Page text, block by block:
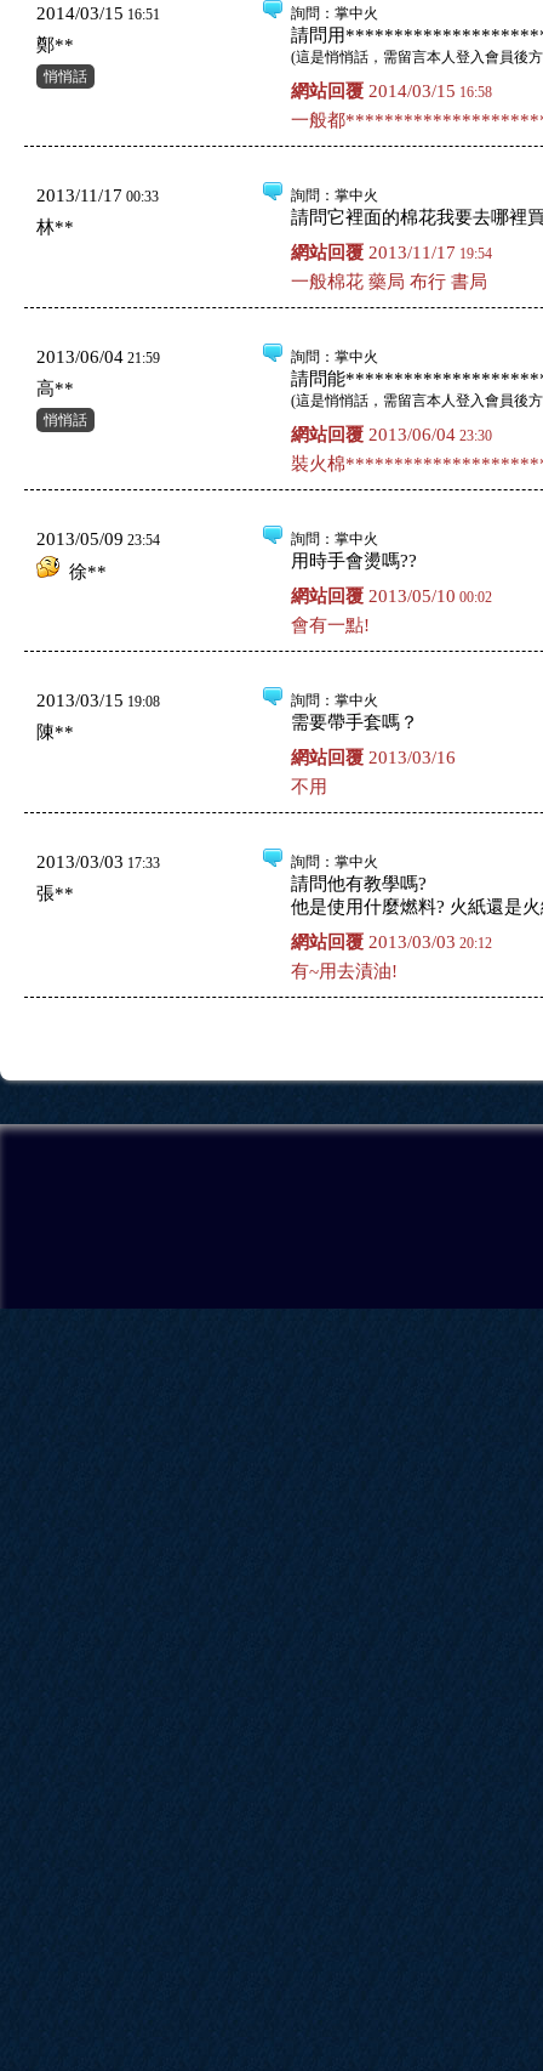
2014/03/15 16:51
鄭**
悄悄話
詢問 ：掌中火
請問用
(這是悄悄話，需留言本人登入會員後
網站回覆 2014/03/15 16:58
一般都
2013/11/17 00:33
林**
詢問 ：掌中火
請問它裡面的棉花我要去哪裡
網站回覆 2013/11/17 19:54
一般棉花 藥局 布行 書局
2013/06/04 21:59
高**
悄悄話
詢問 ：掌中火
請問能
(這是悄悄話，需留言本人登入會員後
網站回覆 2013/06/04 23:30
裝火棉
2013/05/09 23:54
徐**
詢問 ：掌中火
用時手會燙嗎??
網站回覆 2013/05/10 00:02
會有一點!
2013/03/15 19:08
陳**
詢問 ：掌中火
需要帶手套嗎？
網站回覆 2013/03/16
不用
2013/03/03 17:33
張**
詢問 ：掌中火
請問他有教學嗎?
他是使用什麼燃料? 火紙還是火
網站回覆 2013/03/03 20:12
有~用去漬油!